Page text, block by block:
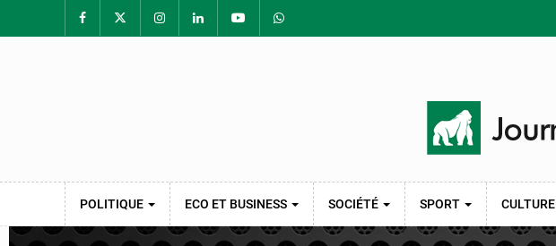
POLITIQUE ECO ET BUSINESS SOCIÉTÉ SPORT CULTURE